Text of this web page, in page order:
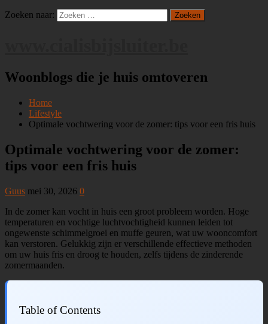
Zoeken naar:
Woonblogs die je huis omtoveren
Home
Lifestyle
Optimale vochtwering voor de zomer: tips voor een fris huis
Optimale vochtwering voor de zomer:
tips voor een fris huis
Guus mei 30, 2026 0
In de zomer kan vocht in huis een groot probleem worden. Hoge
temperaturen en vochtige luchtvochtigheid kunnen leiden tot
ongewenste schimmelgroei en muffe geuren, wat uw wooncomfort
kan verstoren. Gelukkig zijn er verschillende effectieve methoden
om uw huis fris en droog te houden, zelfs tijdens de zinderende
zomermaanden.
Table of Contents